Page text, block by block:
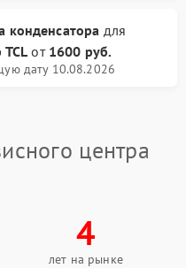
конденсатора для
TCL от 1600 руб.
дату 10.08.2026
центра
4
лет на рынке